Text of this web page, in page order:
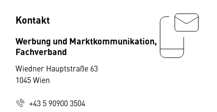
Kontakt
Werbung und Marktkommunikation,
Fachverband
Wiedner Hauptstraße 63
1045 Wien
+43 5 90900 3504